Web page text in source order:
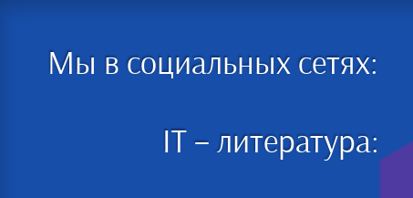
Мы в социальных сетях:
IT – литература: